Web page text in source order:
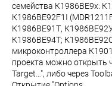
семейства К1986ВЕ9x:
К1986ВЕ92F1I
К1986ВЕ91Т,
К1986ВЕ94Т;
микроконтроллера
проекта можно открыть
Target…", либо через